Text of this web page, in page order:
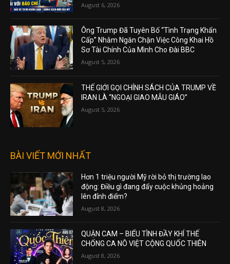
August 6, 2026
Ông Trump Đã Tuyên Bố “Tình Trạng Khẩn
Cấp” Nhằm Ngăn Chặn Việc Công Khai Hồ
Sơ Tài Chính Của Mình Cho Đài BBC
August 5, 2026
THẾ GIỚI GỌI CHÍNH SÁCH CỦA TRUMP VỀ
IRAN LÀ “NGOẠI GIAO MẪU GIÁO”
August 5, 2026
BÀI VIẾT MỚI NHẤT
Hơn 1 triệu người Mỹ rời bỏ thị trường lao
động: Điều gì đang đẩy cuộc khủng hoảng
lên đỉnh điểm?
August 8, 2026
QUẬN CAM – BIỂU TÌNH ĐẦY KHÍ THẾ
CHỐNG CA NÔ VIỆT CỘNG QUỐC THIÊN
August 8, 2026